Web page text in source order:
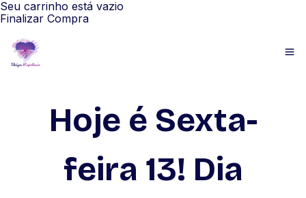
Seu carrinho está vazio
Finalizar Compra
Hoje é Sexta-
feira 13! Dia